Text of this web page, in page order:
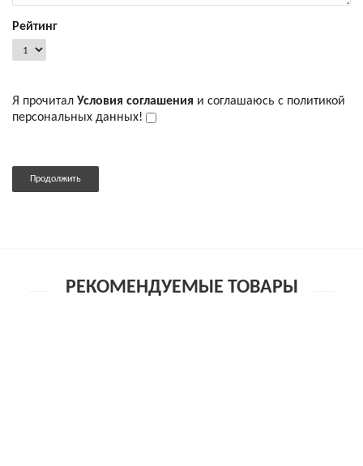
Рейтинг
Я прочитал Условия соглашения и соглашаюсь с политикой
персональных данных!
Продолжить
РЕКОМЕНДУЕМЫЕ ТОВАРЫ